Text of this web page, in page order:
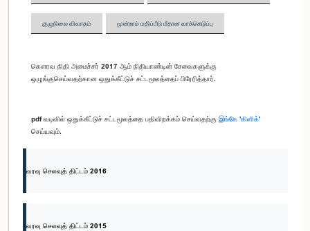
குழுநிலை விவாதம் மூன்றாம் மதிப்பீடு மீதான வாக்கெடுப்பு
கௌரவ நிதி அமைச்சர் 2017 ஆம் நிதியாண்டின் சேவைகளுக்கு
ஒழுங்குசெய்வதற்கான ஒதுக்கீட்டுச் சட்டமூலத்தைப் பிரேரித்தார்.
pdf வடிவில் ஒதுக்கீட்டுச் சட்டமூலத்தை பதிவிறக்கம் செய்வதற்கு இங்கே 'கிளிக்'
செய்யவும்.
வரவு செலவுத் திட்டம் 2016
வரவு செலவுத் திட்டம் 2015